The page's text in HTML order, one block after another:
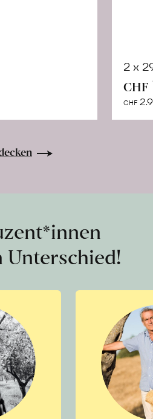
2 x
CHF
CHF
Unterschied!